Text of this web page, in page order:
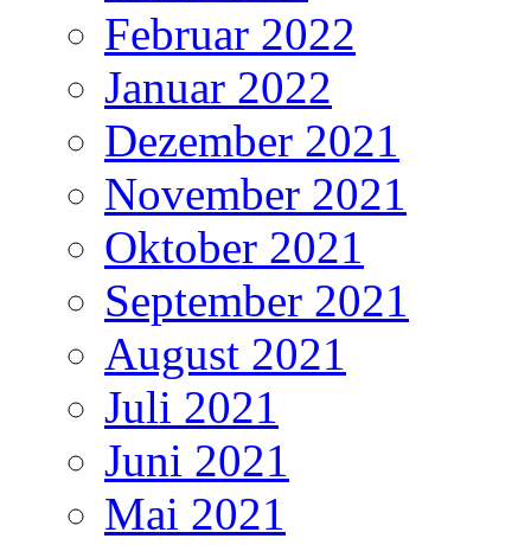
Februar 2022
Januar 2022
Dezember 2021
November 2021
Oktober 2021
September 2021
August 2021
Juli 2021
Juni 2021
Mai 2021